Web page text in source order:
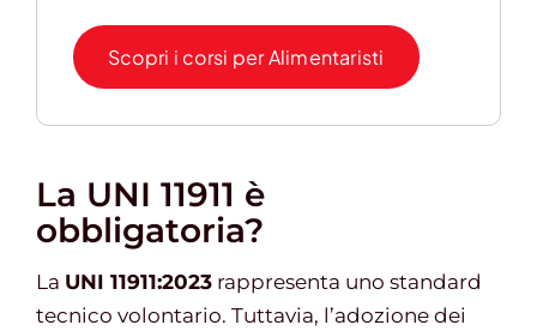
Scopri i corsi per Alimentaristi
La UNI 11911 è
obbligatoria?
La UNI 11911:2023 rappresenta uno standard
tecnico volontario. Tuttavia, l’adozione dei